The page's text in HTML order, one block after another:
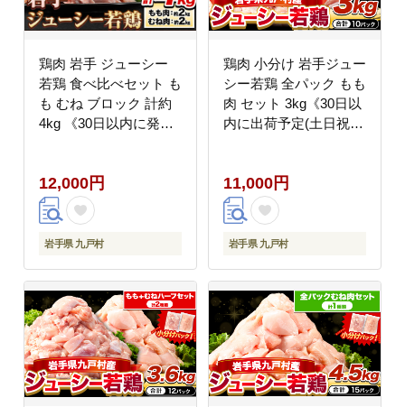
鶏肉 岩手 ジューシー
若鶏 食べ比べセット も
も むね ブロック 計約
4kg 《30日以内に発送
--
12,000円
岩手県 九戸村
鶏肉 小分け 岩手ジュー
シー若鶏 全パック もも
肉 セット 3kg《30日以
内に出荷予定(土日祝除
肉 鶏肉 鶏肉 鶏肉 鶏肉
鶏肉 鶏肉 鶏肉 鶏肉 鶏
肉 鶏肉 鶏肉 鶏肉 鶏肉
鶏肉 鶏肉 鶏肉 鶏肉 鶏
鶏肉 鶏肉 鶏肉---
ifn_fijw_30d_25_11000_mm-
--
11,000円
岩手県 九戸村